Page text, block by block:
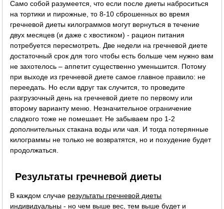
Само собой разумеется, что если после диеты наброситься
на тортики и пирожные, то 8-10 сброшенных во время
гречневой диеты килограммов могут вернуться в течение
двух месяцев (и даже с хвостиком) - рацион питания
потребуется пересмотреть. Две недели на гречневой диете
достаточный срок для того чтобы есть больше чем нужно вам
не захотелось – аппетит существенно уменьшится. Потому
при выходе из гречневой диете самое главное правило: не
переедать. Но если вдруг так случится, то проведите
разгрузочный день на гречневой диете по первому или
второму варианту меню. Незначительное ограничение
сладкого тоже не помешает. Не забываем про 1-2
дополнительных стакана воды или чая. И тогда потерянные
килограммы не только не возвратятся, но и похудение будет
продолжаться.
Результаты гречневой диеты
В каждом случае результаты гречневой диеты
индивидуальны - но чем выше вес, тем выше будет и